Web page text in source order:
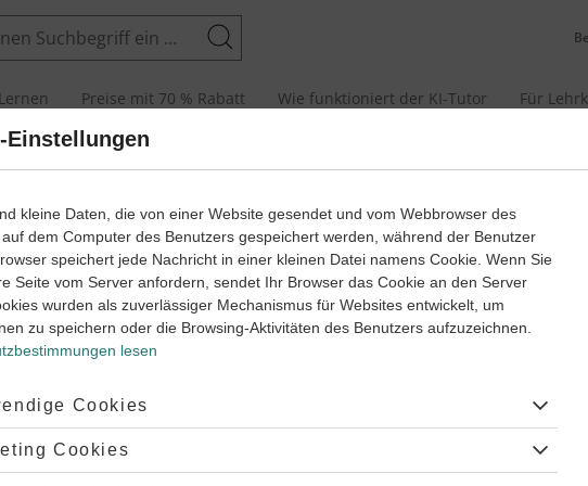
Suchen
Preise mit 70 % Rabatt Wie funktioniert der KI-Tutor Für
mit Erklär- und Anleitungsvideos
Einstellungen
kleine Daten, die von einer Website gesendet und vom Webbrowser des
dem Computer des Benutzers gespeichert werden, während der Benutzer
speichert jede Nachricht in einer kleinen Datei namens Cookie. Wenn Sie
Seite vom Server anfordern, sendet Ihr Browser das Cookie an den Server
wurden als zuverlässiger Mechanismus für Websites entwickelt, um
zu speichern oder die Browsing-Aktivitäten des Benutzers aufzuzeichnen.
lesen
Cookies
Cookies